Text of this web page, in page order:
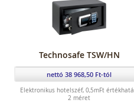
Technosafe TSW/HN
nettó 38 968,50 Ft-tól
Elektronikus hotelszéf, 0,5mFt
2 méret